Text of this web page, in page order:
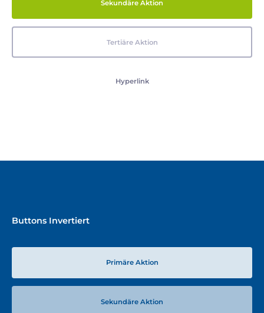
Sekundäre Aktion
Tertiäre Aktion
Hyperlink
Buttons Invertiert
Primäre Aktion
Sekundäre Aktion